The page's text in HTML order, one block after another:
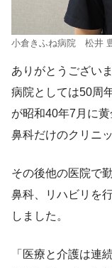
小倉きふね病院 松井
ありがとうございま
病院としては50周
が昭和40年7月に
鼻科だけのクリニ
その後他の医院で
鼻科、リハビリを
しました。
「医療と介護は連